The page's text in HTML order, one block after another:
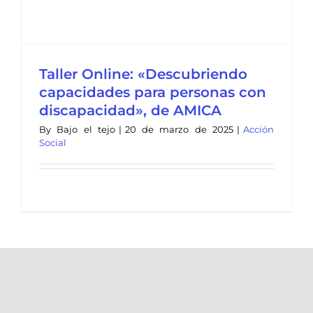
Taller Online: «Descubriendo
capacidades para personas con
discapacidad», de AMICA
By Bajo el tejo | 20 de marzo de 2025 | Acción
Social